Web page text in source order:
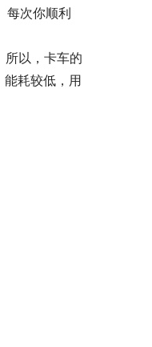
每次你顺利
所以，卡车的
耗较低，用